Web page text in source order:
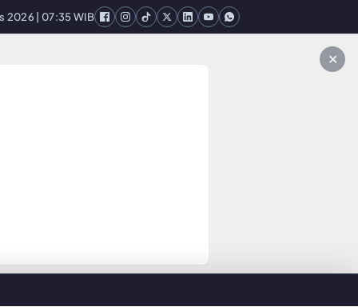
Berkuasa Cara Cas Mobil Listrik yang Benar di SPKLU, Jangan 100
2026 | 07:35 WIB
✕